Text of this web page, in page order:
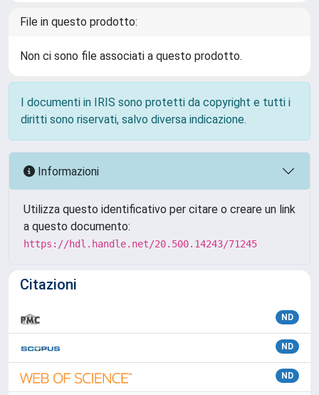
File in questo prodotto:
Non ci sono file associati a questo prodotto.
I documenti in IRIS sono protetti da copyright e tutti i
diritti sono riservati, salvo diversa indicazione.
Informazioni
Utilizza questo identificativo per citare o creare un link
a questo documento:
https://hdl.handle.net/20.500.14243/71245
Citazioni
ND
ND
ND